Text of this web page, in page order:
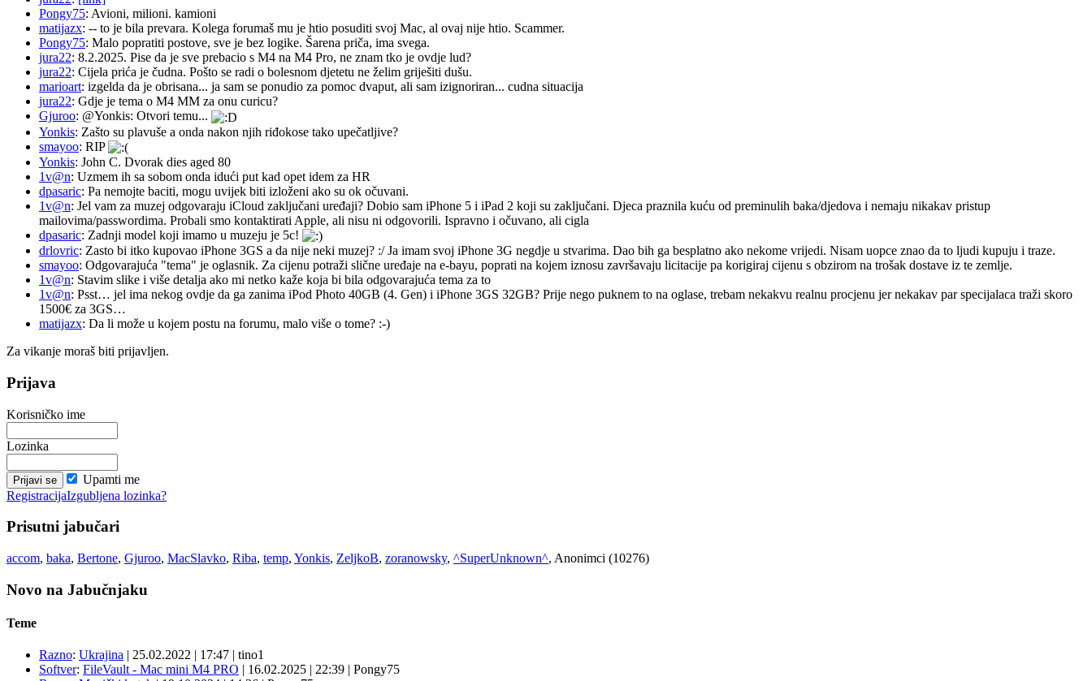
Pongy75: Avioni, milioni. kamioni
matijazx: -- to je bila prevara. Kolega forumaš mu je htio posuditi svoj Mac, al ovaj nije htio. Scammer.
Pongy75: Malo popratiti postove, sve je bez logike. Šarena priča, ima svega.
jura22: 8.2.2025. Pise da je sve prebacio s M4 na M4 Pro, ne znam tko je ovdje lud?
jura22: Cijela prića je čudna. Pošto se radi o bolesnom djetetu ne želim griješiti dušu.
marioart: izgelda da je obrisana... ja sam se ponudio za pomoc dvaput, ali sam izignoriran... cudna situacija
jura22: Gdje je tema o M4 MM za onu curicu?
Gjuroo: @Yonkis: Otvori temu...
Yonkis: Zašto su plavuše a onda nakon njih riđokose tako upečatljive?
smayoo: RIP
Yonkis: John C. Dvorak dies aged 80
1v@n: Uzmem ih sa sobom onda idući put kad opet idem za HR
dpasaric: Pa nemojte baciti, mogu uvijek biti izloženi ako su ok očuvani.
1v@n: Jel vam za muzej odgovaraju iCloud zaključani uređaji? Dobio sam iPhone 5 i iPad 2 koji su zaključani. Djeca praznila kuću od preminulih baka/djedova i nemaju nikakav pristup
mailovima/passwordima. Probali smo kontaktirati Apple, ali nisu ni odgovorili. Ispravno i očuvano, ali cigla
dpasaric: Zadnji model koji imamo u muzeju je 5c!
drlovric: Zasto bi itko kupovao iPhone 3GS a da nije neki muzej? :/ Ja imam svoj iPhone 3G negdje u stvarima. Dao bih ga besplatno ako nekome vrijedi. Nisam uopce znao da to ljudi kupuju i traze.
smayoo: Odgovarajuća "tema" je oglasnik. Za cijenu potraži slične uređaje na e-bayu, poprati na kojem iznosu završavaju licitacije pa korigiraj cijenu s obzirom na trošak dostave iz te zemlje.
1v@n: Stavim slike i više detalja ako mi netko kaže koja bi bila odgovarajuća tema za to
1v@n: Psst… jel ima nekog ovdje da ga zanima iPod Photo 40GB (4. Gen) i iPhone 3GS 32GB? Prije nego puknem to na oglase, trebam nekakvu realnu procjenu jer nekakav par specijalaca traži skoro
1500€ za 3GS…
matijazx: Da li može u kojem postu na forumu, malo više o tome? :-)
Za vikanje moraš biti prijavljen.
Prijava
Korisničko ime
Lozinka
Upamti me
RegistracijaIzgubljena lozinka?
Prisutni jabučari
accom, baka, Bertone, Gjuroo, MacSlavko, Riba, temp, Yonkis, ZeljkoB, zoranowsky, ^SuperUnknown^, Anonimci (10276)
Novo na Jabučnjaku
Teme
Razno: Ukrajina | 25.02.2022 | 17:47 | tino1
Softver: FileVault - Mac mini M4 PRO | 16.02.2025 | 22:39 | Pongy75